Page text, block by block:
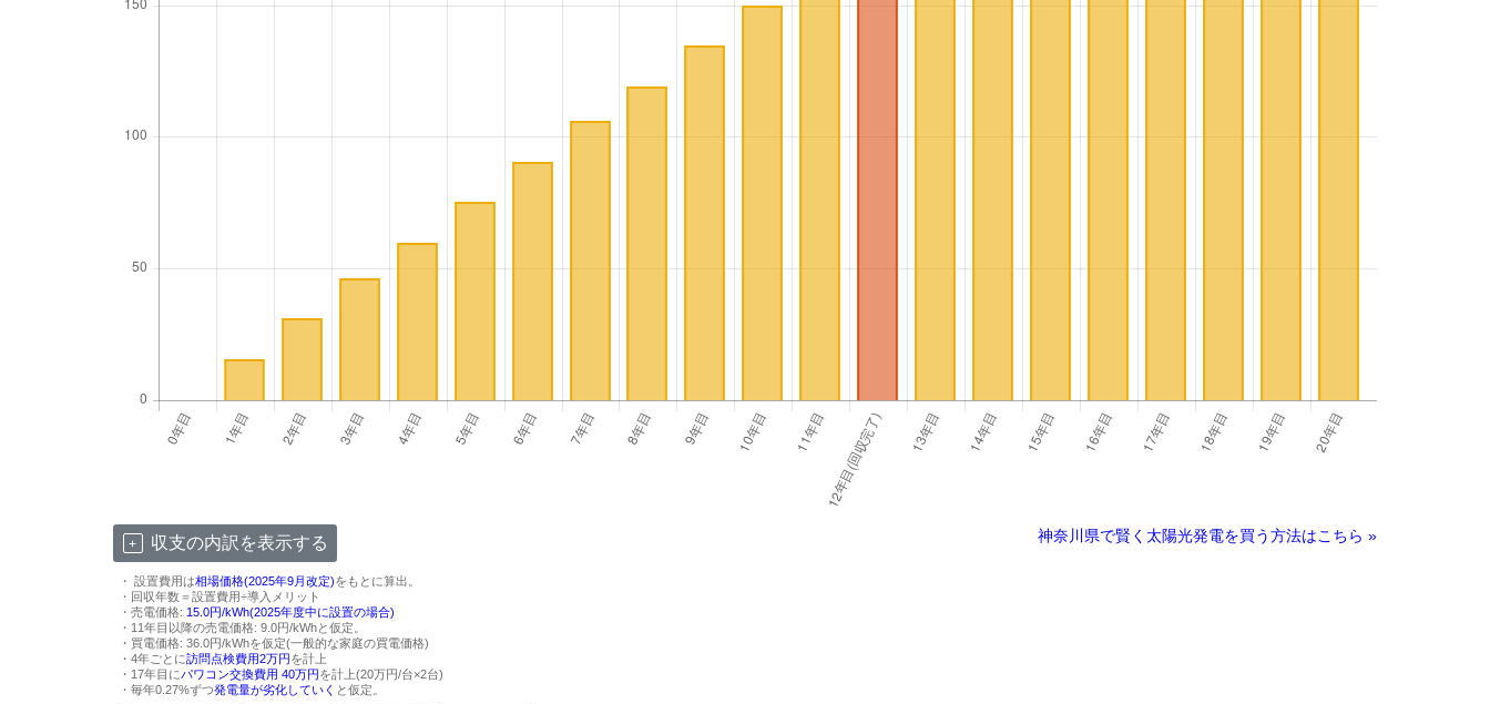
収支の内訳を表示する 神奈川県で賢く太陽光発電を買う方法はこちら »
・ 設置費用は相場価格(2025年9月改定)をもとに算出。
・回収年数＝設置費用÷導入メリット
・売電価格: 15.0円/kWh(2025年度中に設置の場合)
・11年目以降の売電価格: 9.0円/kWhと仮定。
・買電価格: 36.0円/kWhを仮定(一般的な家庭の買電価格)
・4年ごとに訪問点検費用2万円を計上
・17年目にパワコン交換費用 40万円を計上(20万円/台×2台)
・毎年0.27%ずつ発電量が劣化していく と仮定。